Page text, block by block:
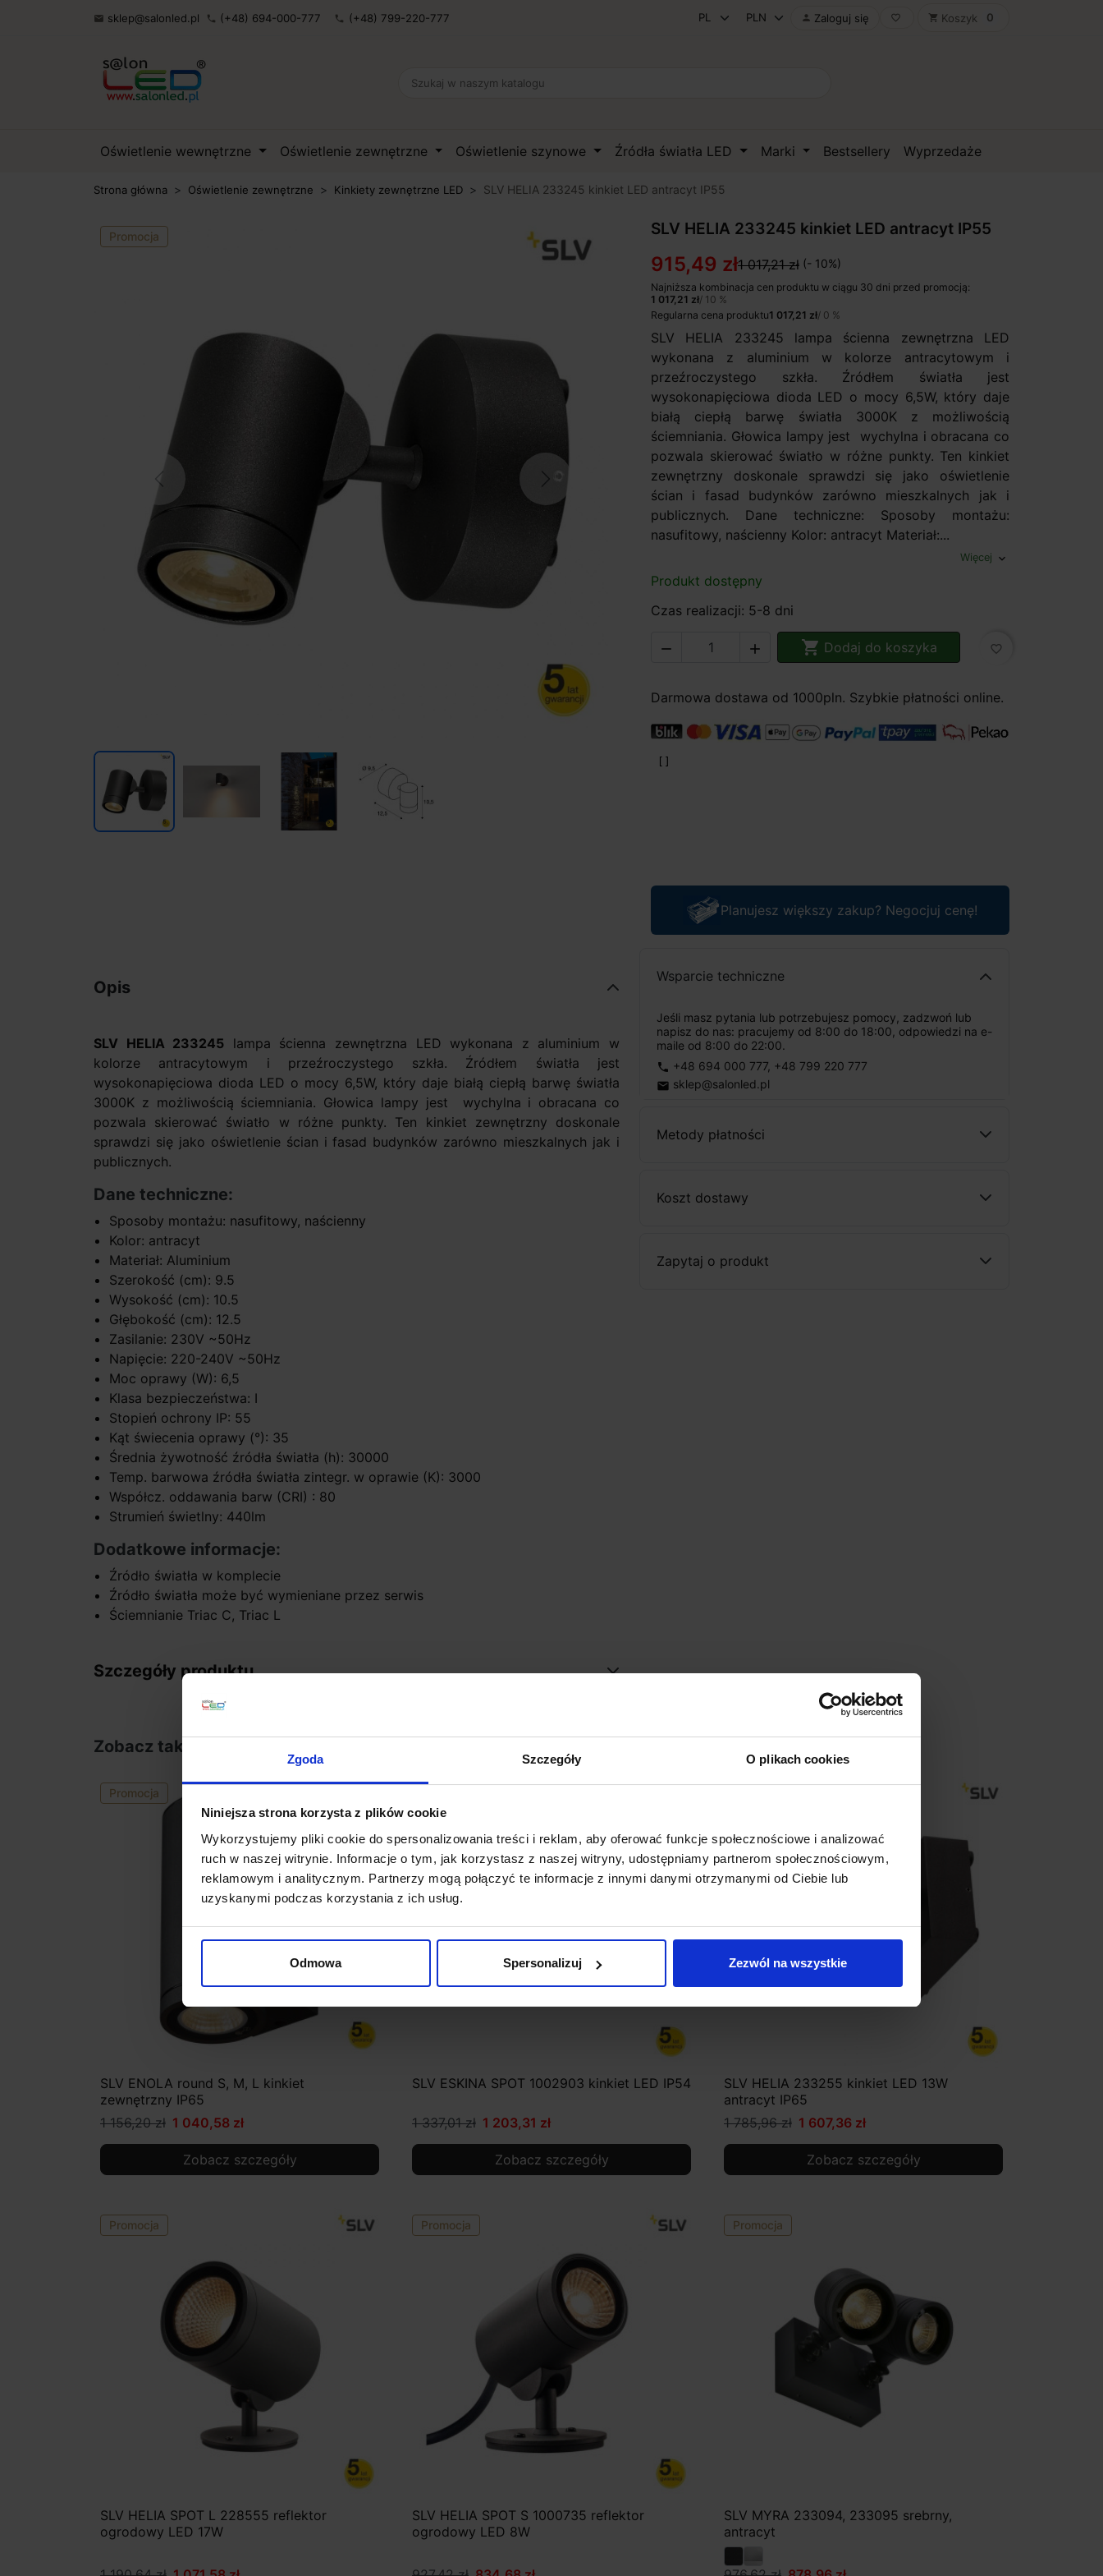
Zgoda Szczegóły O plikach cookies
Niniejsza strona korzysta z plików cookie
Wykorzystujemy pliki cookie do spersonalizowania treści i reklam, aby oferować funkcje społecznościowe i analizować
ruch w naszej witrynie. Informacje o tym, jak korzystasz z naszej witryny, udostępniamy partnerom społecznościowym,
reklamowym i analitycznym. Partnerzy mogą połączyć te informacje z innymi danymi otrzymanymi od Ciebie lub
uzyskanymi podczas korzystania z ich usług.
Odmowa Spersonalizuj Zezwól na wszystkie
 sklep@salonled.pl phone (+48) 694-000-777 phone (+48) 799-220-777  Zaloguj się favorite_border shopping_cart Koszyk 0
Oświetlenie wewnętrzne Oświetlenie zewnętrzne Oświetlenie szynowe Źródła światła LED Marki Bestsellery Wyprzedaże
Strona główna Oświetlenie zewnętrzne Kinkiety zewnętrzne LED SLV HELIA 233245 kinkiet LED antracyt IP55
Promocja
Previous Next
SLV HELIA 233245 kinkiet LED antracyt IP55
915,49 zł1 017,21 zł (- 10%)
Najniższa kombinacja cen produktu w ciągu 30 dni przed promocją:
1 017,21 zł/ 10 %
Regularna cena produktu1 017,21 zł/ 0 %
SLV HELIA 233245 lampa ścienna zewnętrzna LED
wykonana z aluminium w kolorze antracytowym i
przeźroczystego szkła. Źródłem światła jest
wysokonapięciowa dioda LED o mocy 6,5W, który daje
białą ciepłą barwę światła 3000K z możliwością
ściemniania. Głowica lampy jest wychylna i obracana co
pozwala skierować światło w różne punkty. Ten kinkiet
zewnętrzny doskonale sprawdzi się jako oświetlenie
ścian i fasad budynków zarówno mieszkalnych jak i
publicznych. Dane techniczne: Sposoby montażu:
nasufitowy, naścienny Kolor: antracyt Materiał:...
Więcej expand_more
Produkt dostępny
Czas realizacji: 5-8 dni
   Dodaj do koszyka favorite_border
Darmowa dostawa od 1000pln. Szybkie płatności online.
Planujesz większy zakup? Negocjuj cenę!
Wsparcie techniczne
Jeśli masz pytania lub potrzebujesz pomocy, zadzwoń lub
napisz do nas: pracujemy od 8:00 do 18:00, odpowiedzi na e-
maile od 8:00 do 22:00.
phone +48 694 000 777, +48 799 220 777
email sklep@salonled.pl
Metody płatności
Koszt dostawy
Zapytaj o produkt
Opis
SLV HELIA 233245 lampa ścienna zewnętrzna LED wykonana z aluminium w
kolorze antracytowym i przeźroczystego szkła. Źródłem światła jest
wysokonapięciowa dioda LED o mocy 6,5W, który daje białą ciepłą barwę światła
3000K z możliwością ściemniania. Głowica lampy jest wychylna i obracana co
pozwala skierować światło w różne punkty. Ten kinkiet zewnętrzny doskonale
sprawdzi się jako oświetlenie ścian i fasad budynków zarówno mieszkalnych jak i
publicznych.
Dane techniczne:
Sposoby montażu: nasufitowy, naścienny
Kolor: antracyt
Materiał: Aluminium
Szerokość (cm): 9.5
Wysokość (cm): 10.5
Głębokość (cm): 12.5
Zasilanie: 230V ~50Hz
Napięcie: 220-240V ~50Hz
Moc oprawy (W): 6,5
Klasa bezpieczeństwa: I
Stopień ochrony IP: 55
Kąt świecenia oprawy (°): 35
Średnia żywotność źródła światła (h): 30000
Temp. barwowa źródła światła zintegr. w oprawie (K): 3000
Współcz. oddawania barw (CRI) : 80
Strumień świetlny: 440lm
Dodatkowe informacje:
Źródło światła w komplecie
Źródło światła może być wymieniane przez serwis
Ściemnianie Triac C, Triac L
Szczegóły produktu
Zobacz także
Promocja
SLV ENOLA round S, M, L kinkiet
zewnętrzny IP65
1 156,20 zł 1 040,58 zł
Zobacz szczegóły
SLV ESKINA SPOT 1002903 kinkiet LED IP54
1 337,01 zł 1 203,31 zł
Zobacz szczegóły
SLV HELIA 233255 kinkiet LED 13W
antracyt IP65
1 785,96 zł 1 607,36 zł
Zobacz szczegóły
Promocja
SLV HELIA SPOT L 228555 reflektor
ogrodowy LED 17W
Promocja
SLV HELIA SPOT S 1000735 reflektor
ogrodowy LED 8W
Promocja
SLV MYRA 233094, 233095 srebrny,
antracyt